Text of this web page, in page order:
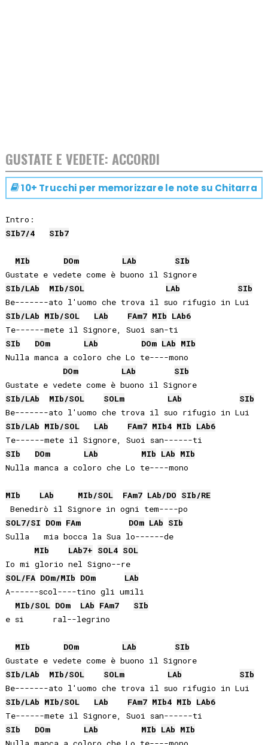
GUSTATE E VEDETE: ACCORDI
10+ Trucchi per memorizzare le note su Chitarra
SIb7/4 SIb7
MIb DOm LAb
SIb
Gustate e vedete come è buono il Signore
SIb/LAb MIb/SOL LAb
SIb
SIb/LAb MIb/SOL LAb FAm7 MIb LAb6
SIb
DOm LAb DOm LAb MIb
Nulla manca a coloro che Lo te----mono
DOm LAb
SIb
Gustate e vedete come è buono il Signore
SIb/LAb MIb/SOL SOLm LAb
SIb
SIb/LAb MIb/SOL LAb FAm7 MIb4 MIb LAb6
SIb
DOm LAb MIb LAb MIb
Nulla manca a coloro che Lo te----mono
MIb LAb MIb/SOL FAm7 LAb/DO SIb/RE
SOL7/SI DOm FAm DOm LAb SIb
Sulla   mia bocca la Sua lo------de
MIb
LAb7+ SOL4 SOL
Io mi glorio nel Signo--re
SOL/FA DOm/MIb DOm
LAb
A------scol----tino gli umili
MIb/SOL DOm LAb FAm7
SIb
e si      ral--legrino
MIb DOm LAb
SIb
Gustate e vedete come è buono il Signore
SIb/LAb MIb/SOL SOLm LAb
SIb
SIb/LAb MIb/SOL LAb FAm7 MIb4 MIb LAb6
SIb
DOm LAb MIb LAb MIb